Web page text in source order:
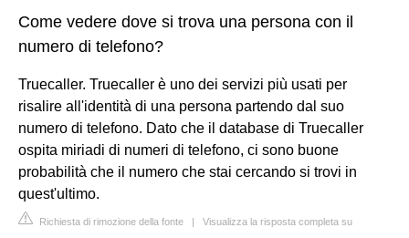
Come vedere dove si trova una persona con il
numero di telefono?
Truecaller. Truecaller è uno dei servizi più usati per
risalire all'identità di una persona partendo dal suo
numero di telefono. Dato che il database di Truecaller
ospita miriadi di numeri di telefono, ci sono buone
probabilità che il numero che stai cercando si trovi in
quest'ultimo.
Richiesta di rimozione della fonte | Visualizza la risposta completa su